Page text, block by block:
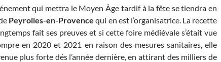
qui mettra le Moyen Âge tardif à la fête se tiendra en
Peyrolles-en-Provence qui en est l’organisatrice. La recette
fait ses preuves et si cette foire médiévale s’était vue
en 2020 et 2021 en raison des mesures sanitaires, elle
plus forte dés l’année dernière, en attirant des milliers de